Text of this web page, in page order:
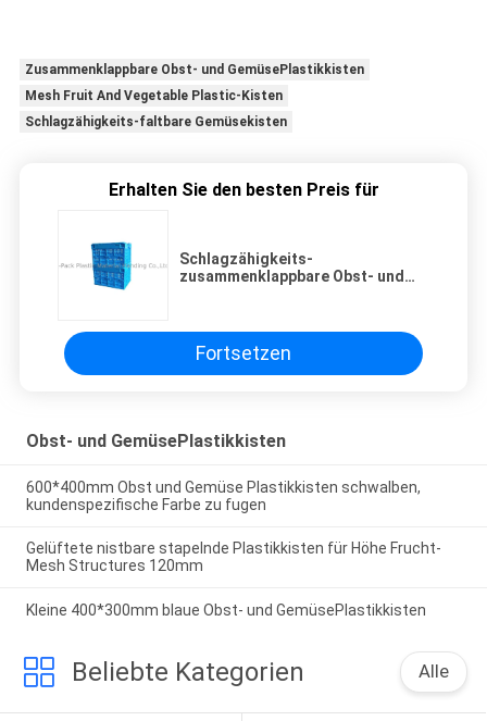
Zusammenklappbare Obst- und GemüsePlastikkisten
Mesh Fruit And Vegetable Plastic-Kisten
Schlagzähigkeits-faltbare Gemüsekisten
Erhalten Sie den besten Preis für
Schlagzähigkeits-
zusammenklappbare Obst- und
Fortsetzen
Obst- und GemüsePlastikkisten
600*400mm Obst und Gemüse Plastikkisten schwalben,
kundenspezifische Farbe zu fugen
Gelüftete nistbare stapelnde Plastikkisten für Höhe Frucht-
Mesh Structures 120mm
Kleine 400*300mm blaue Obst- und GemüsePlastikkisten
Beliebte Kategorien Alle